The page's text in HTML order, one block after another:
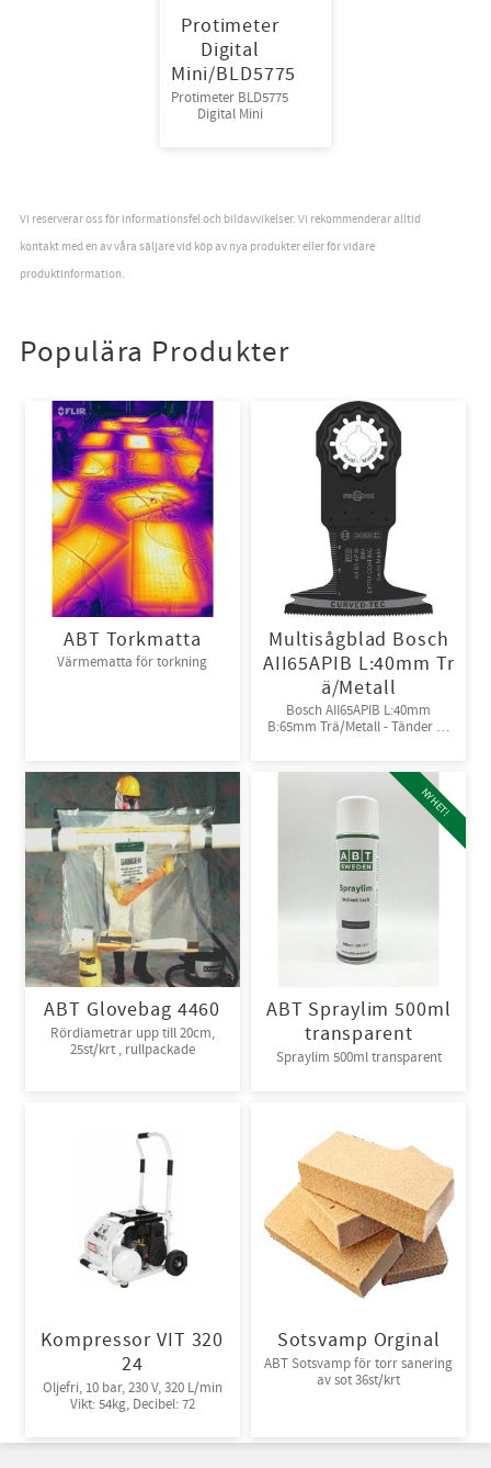
Protimeter
Digital
Mini/BLD5775
Protimeter BLD5775
Digital Mini
Vi reserverar oss för informationsfel och bildavvikelser. Vi rekommenderar alltid
kontakt med en av våra säljare vid köp av nya produkter eller för vidare
produktinformation.
Populära Produkter
ABT Torkmatta
Värmematta för torkning
Multisågblad Bosch
AII65APIB L:40mm Tr
ä/Metall
Bosch AII65APIB L:40mm
B:65mm Trä/Metall - Tänder av
ABT Glovebag 4460
Rördiametrar upp till 20cm,
25st/krt , rullpackade
ABT Spraylim 500ml
transparent
Spraylim 500ml transparent
NYHET!
Kompressor VIT 320
24
Oljefri, 10 bar, 230 V, 320 L/min
Vikt: 54kg, Decibel: 72
Sotsvamp Orginal
ABT Sotsvamp för torr sanering
av sot 36st/krt